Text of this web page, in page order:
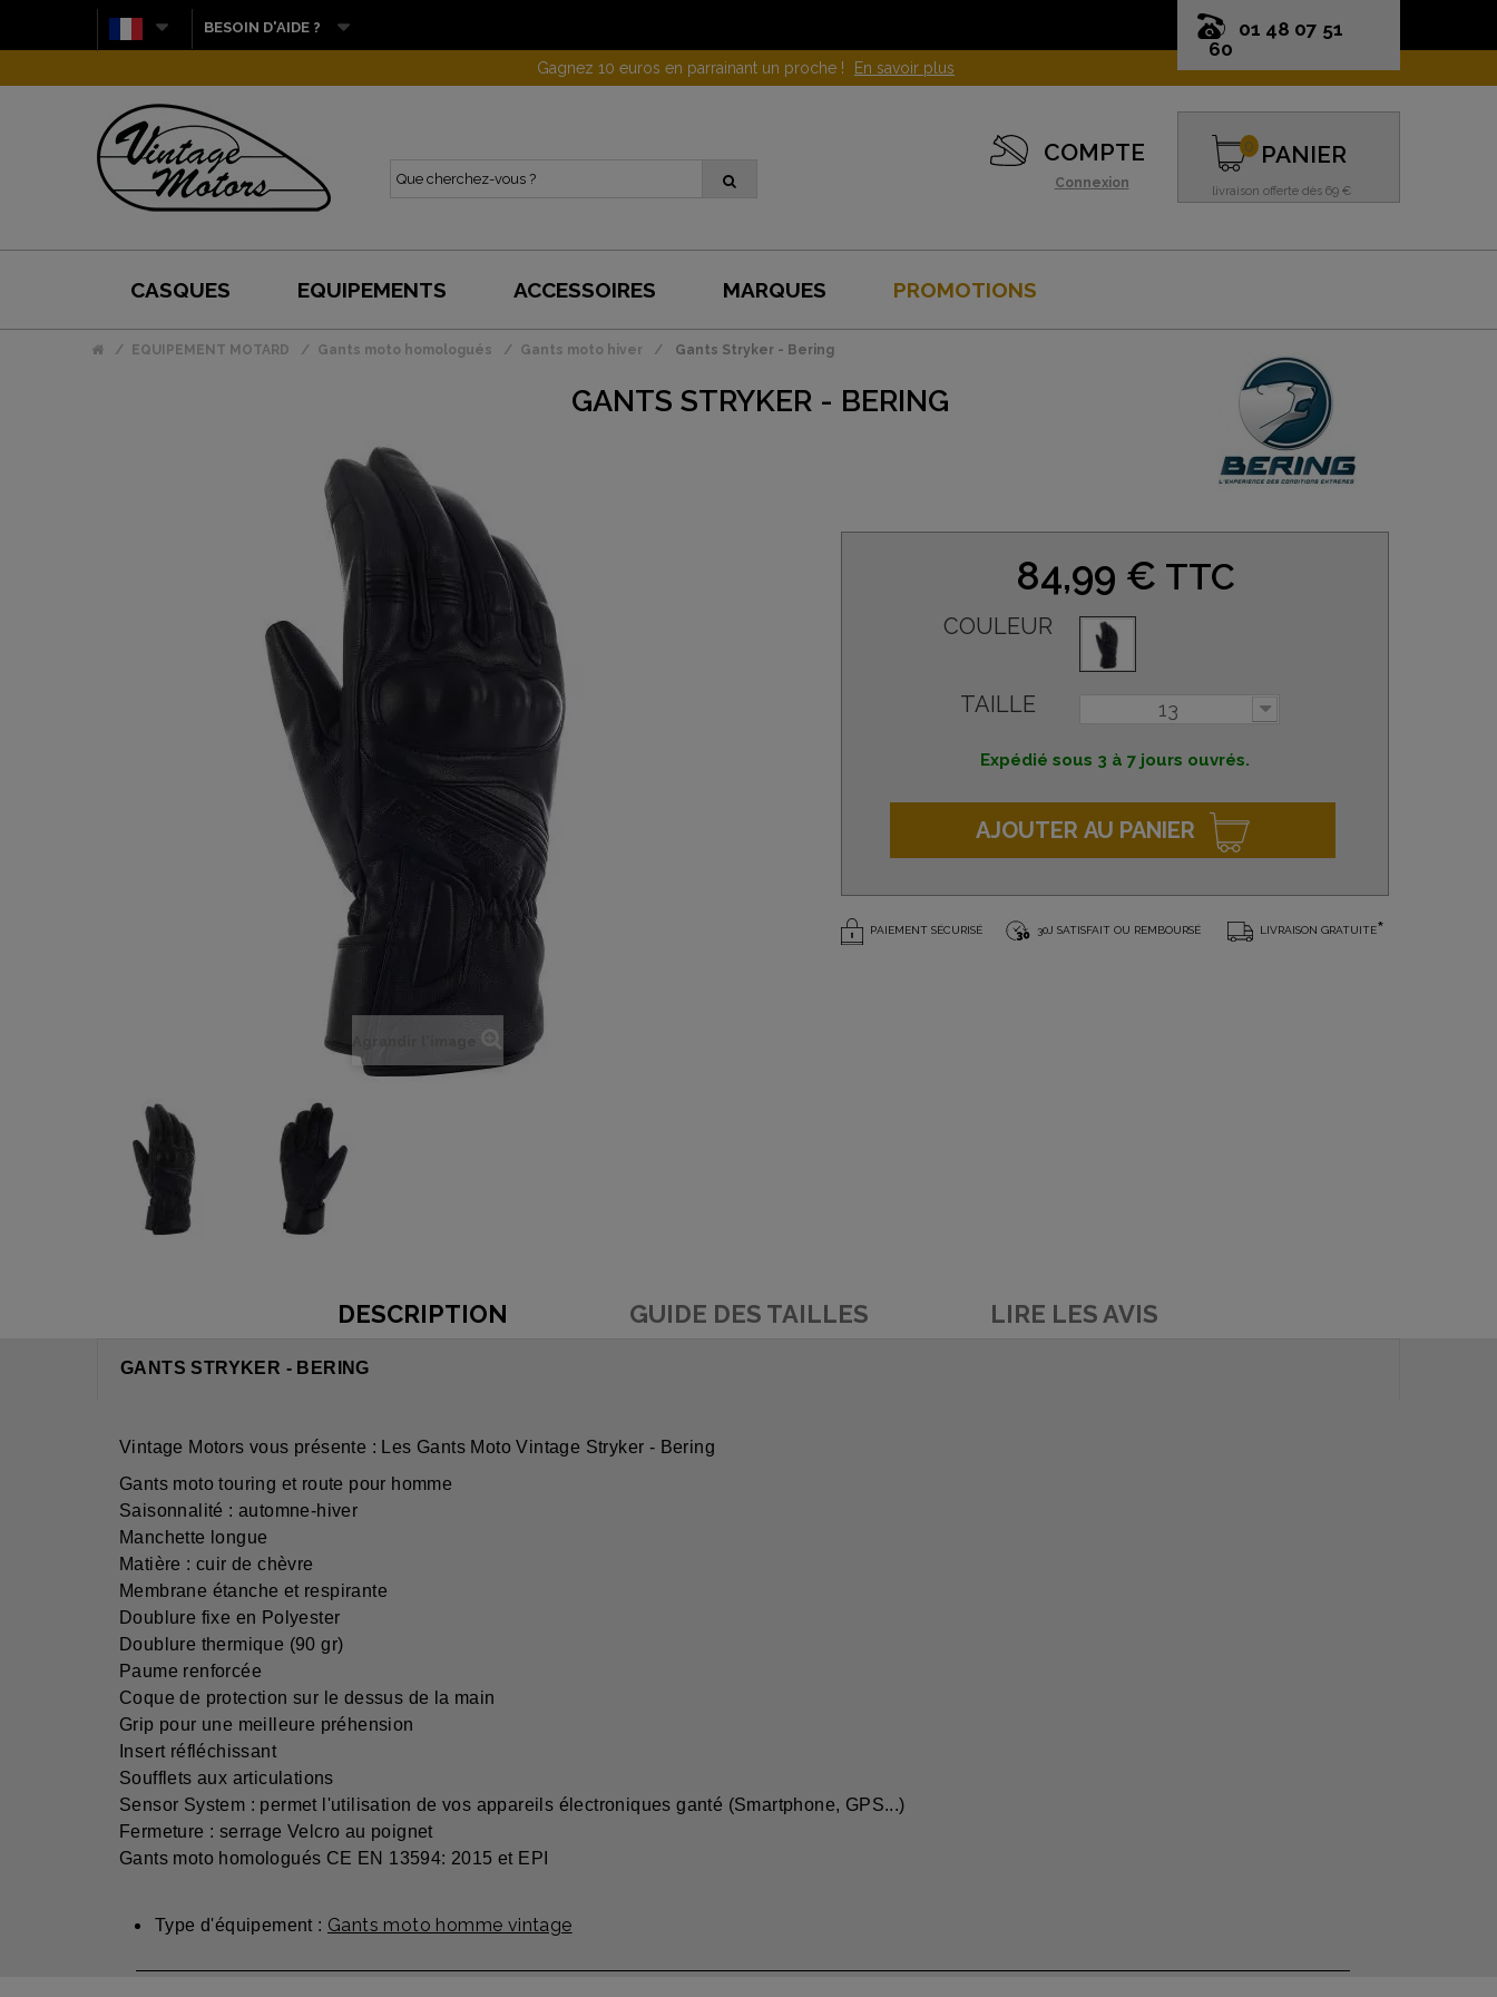
01 48 07 51
60
BESOIN D'AIDE ?
Gagnez 10 euros en parrainant un proche ! En savoir plus
COMPTE
Connexion
PANIER
livraison offerte dès 69 €
0
CASQUES EQUIPEMENTS ACCESSOIRES MARQUES PROMOTIONS
EQUIPEMENT MOTARD Gants moto homologués Gants moto hiver Gants Stryker - Bering
GANTS STRYKER - BERING
Agrandir l'image
84,99 € TTC
COULEUR
TAILLE 13
Expédié sous 3 à 7 jours ouvrés.
AJOUTER AU PANIER
PAIEMENT SÉCURISÉ 30J SATISFAIT OU REMBOURSÉ LIVRAISON GRATUITE*
DESCRIPTION GUIDE DES TAILLES LIRE LES AVIS
GANTS STRYKER - BERING
Vintage Motors vous présente : Les Gants Moto Vintage Stryker - Bering
Gants moto touring et route pour homme
Saisonnalité : automne-hiver
Manchette longue
Matière : cuir de chèvre
Membrane étanche et respirante
Doublure fixe en Polyester
Doublure thermique (90 gr)
Paume renforcée
Coque de protection sur le dessus de la main
Grip pour une meilleure préhension
Insert réfléchissant
Soufflets aux articulations
Sensor System : permet l'utilisation de vos appareils électroniques ganté (Smartphone, GPS...)
Fermeture : serrage Velcro au poignet
Gants moto homologués CE EN 13594: 2015 et EPI
Type d'équipement : Gants moto homme vintage